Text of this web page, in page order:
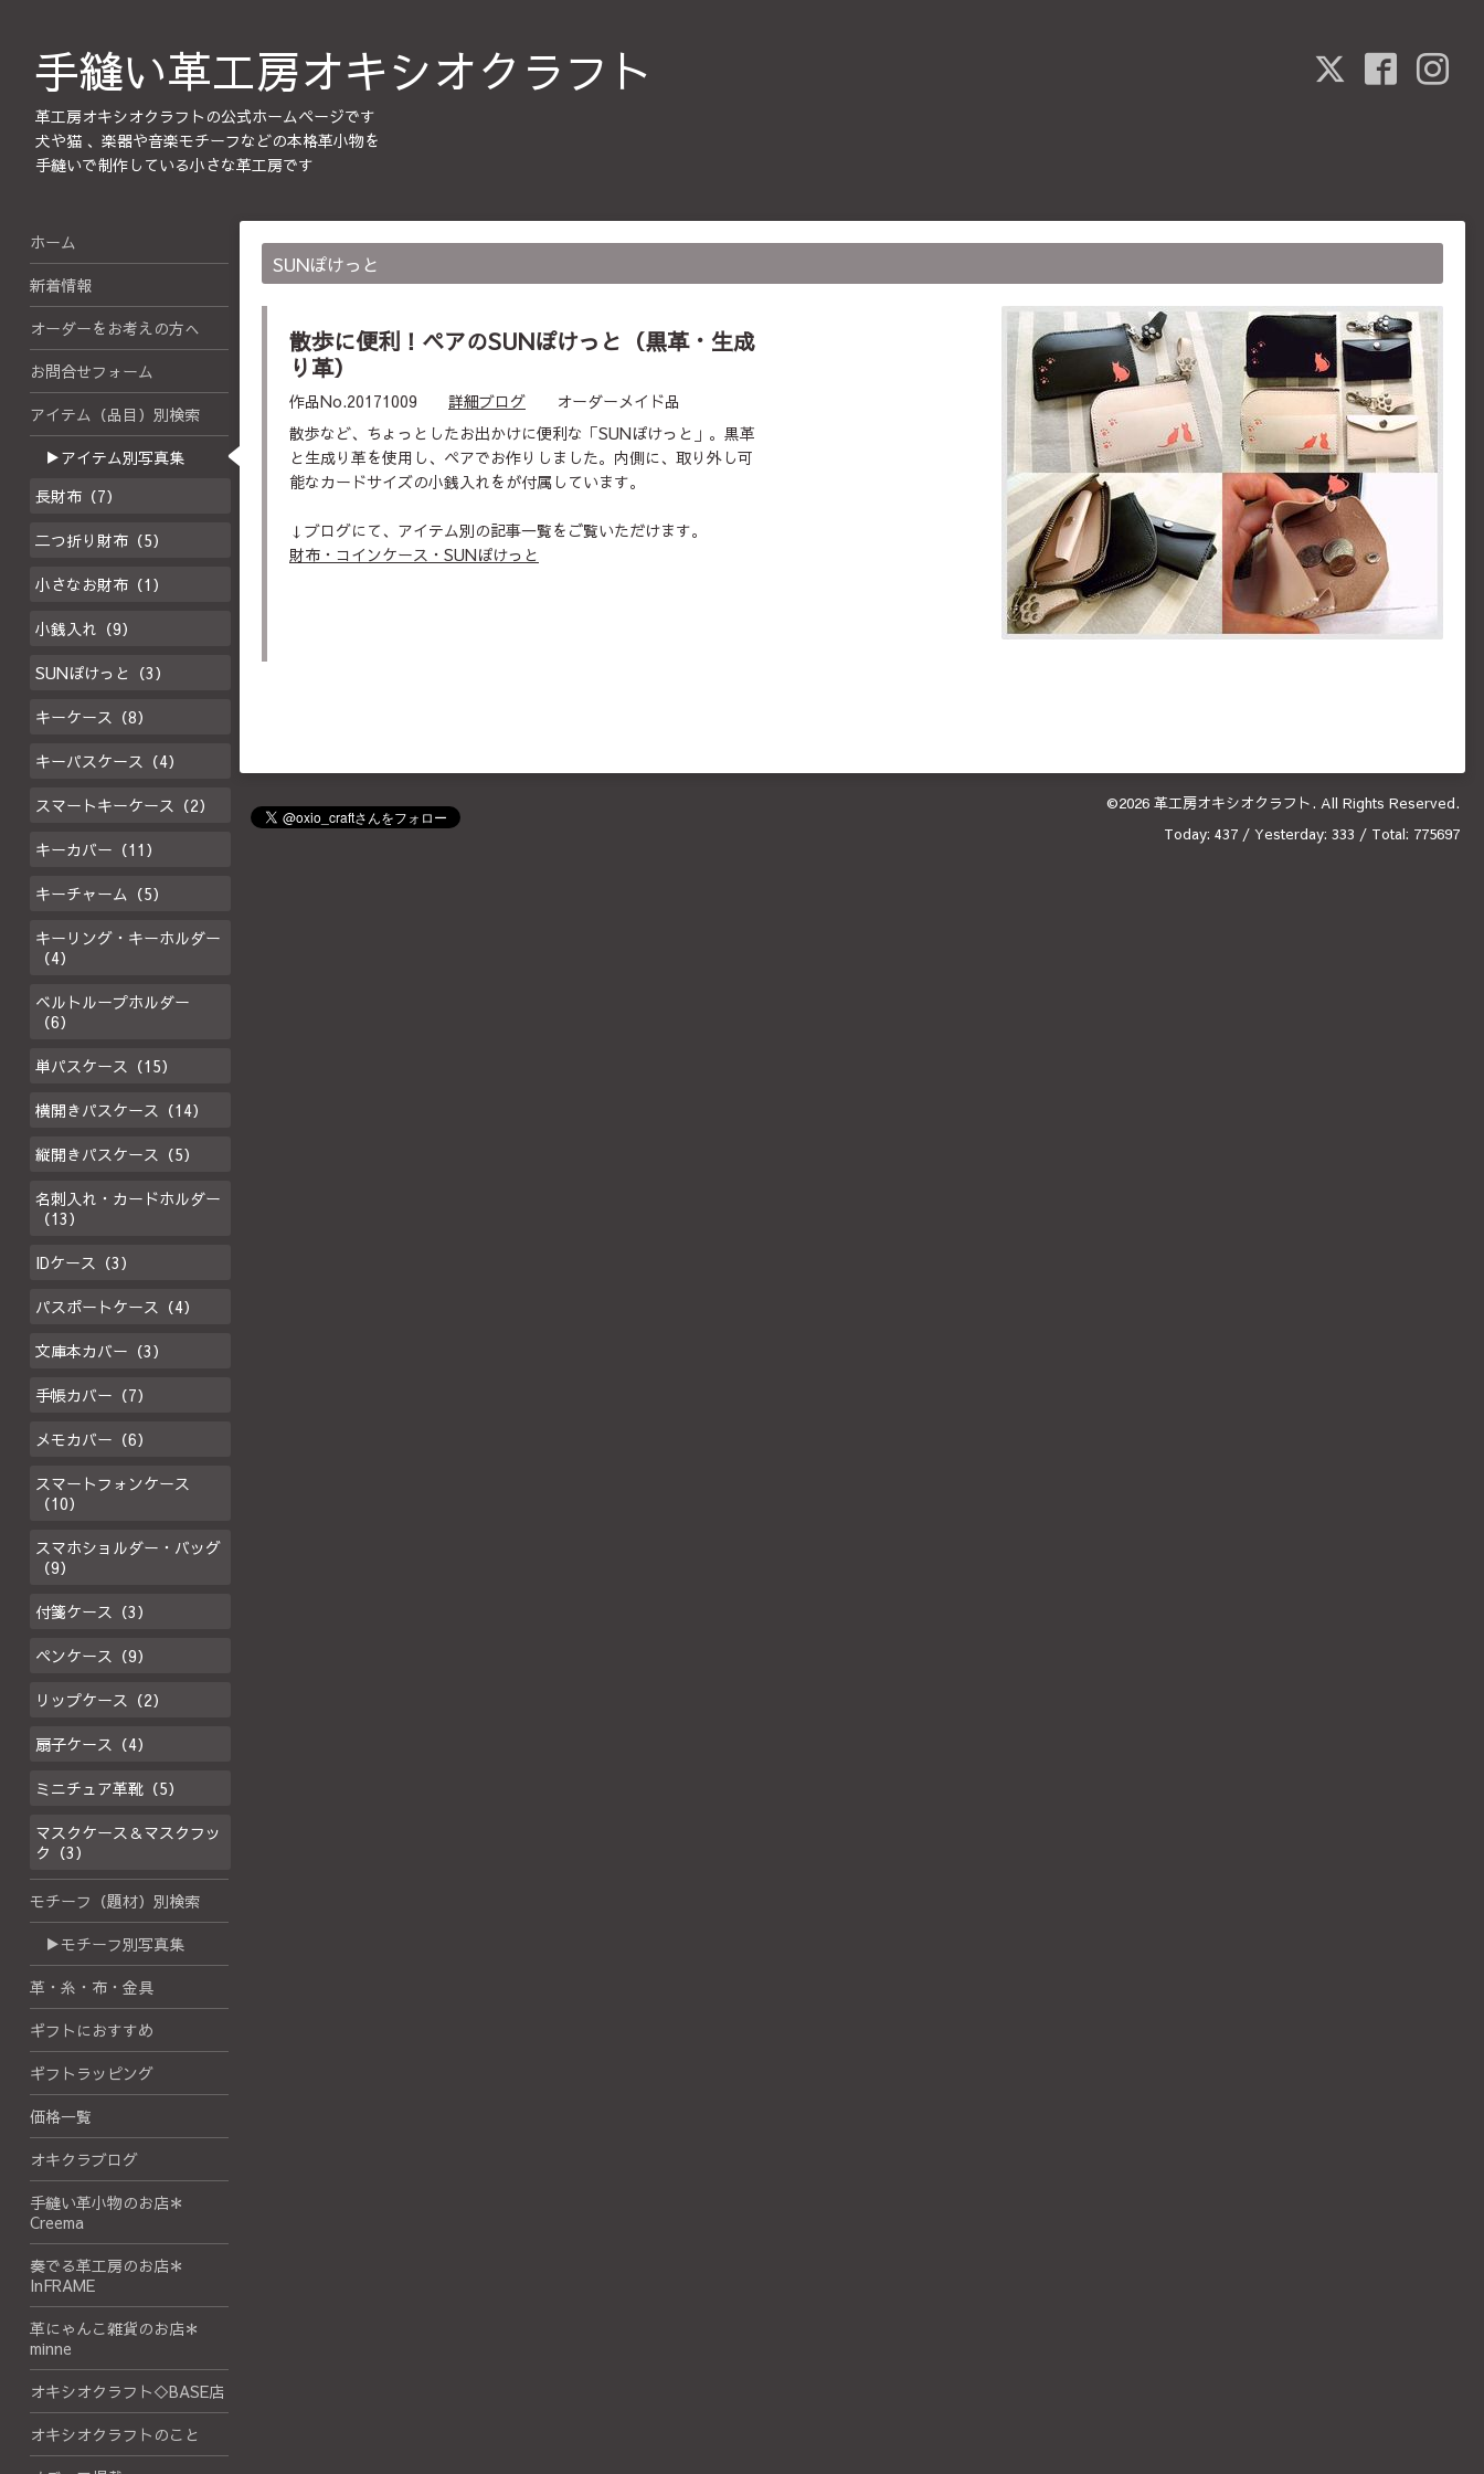
手縫い革工房オキシオクラフト
革工房オキシオクラフトの公式ホームページです
犬や猫 、楽器や音楽モチーフなどの本格革小物を
手縫いで制作している小さな革工房です
SUNぽけっと
散歩に便利！ペアのSUNぽけっと（黒革・生成
り革）
作品No.20171009 詳細ブログ オーダーメイド品
散歩など、ちょっとしたお出かけに便利な「SUNぽけっと」。黒革
と生成り革を使用し、ペアでお作りしました。内側に、取り外し可
能なカードサイズの小銭入れをが付属しています。
↓ブログにて、アイテム別の記事一覧をご覧いただけます。
財布・コインケース・SUNぽけっと
©2026 革工房オキシオクラフト. All Rights Reserved.
Today: 437 / Yesterday: 333 / Total: 775697
ホーム
新着情報
オーダーをお考えの方へ
お問合せフォーム
アイテム（品目）別検索
▶アイテム別写真集
長財布（7）
二つ折り財布（5）
小さなお財布（1）
小銭入れ（9）
SUNぽけっと（3）
キーケース（8）
キーパスケース（4）
スマートキーケース（2）
キーカバー（11）
キーチャーム（5）
キーリング・キーホルダー
（4）
ベルトループホルダー
（6）
単パスケース（15）
横開きパスケース（14）
縦開きパスケース（5）
名刺入れ・カードホルダー
（13）
IDケース（3）
パスポートケース（4）
文庫本カバー（3）
手帳カバー（7）
メモカバー（6）
スマートフォンケース
（10）
スマホショルダー・バッグ
（9）
付箋ケース（3）
ペンケース（9）
リップケース（2）
扇子ケース（4）
ミニチュア革靴（5）
マスクケース＆マスクフッ
ク（3）
モチーフ（題材）別検索
▶モチーフ別写真集
革・糸・布・金具
ギフトにおすすめ
ギフトラッピング
価格一覧
オキクラブログ
手縫い革小物のお店＊
Creema
奏でる革工房のお店＊
InFRAME
革にゃんこ雑貨のお店＊
minne
オキシオクラフト◇BASE店
オキシオクラフトのこと